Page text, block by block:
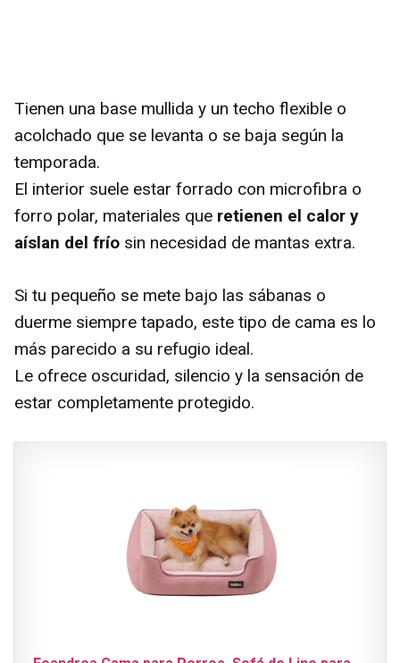
Tienen una base mullida y un techo flexible o
acolchado que se levanta o se baja según la
temporada.
El interior suele estar forrado con microfibra o
forro polar, materiales que retienen el calor y
aíslan del frío sin necesidad de mantas extra.
Si tu pequeño se mete bajo las sábanas o
duerme siempre tapado, este tipo de cama es lo
más parecido a su refugio ideal.
Le ofrece oscuridad, silencio y la sensación de
estar completamente protegido.